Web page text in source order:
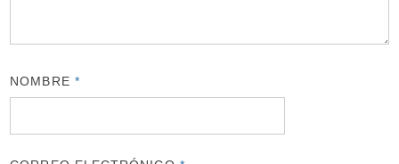
NOMBRE *